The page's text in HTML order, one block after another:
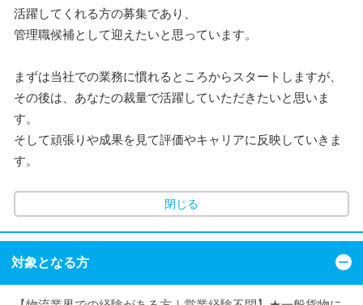
活躍してくれる方の募集であり、
管理職候補として迎えたいと思っています。
まずは当社での業務に慣れるところからスタートしますが、
その後は、あなたの裁量で活躍していただきたいと思いま
す。
そして頑張りや成果を見て評価やキャリアに反映していきま
す。
閉じる
対象となる方